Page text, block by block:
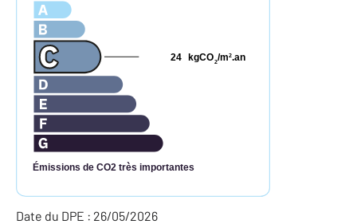
Émissions de CO2 très importantes
kgCO2/m2.an
24
Date du DPE : 26/05/2026